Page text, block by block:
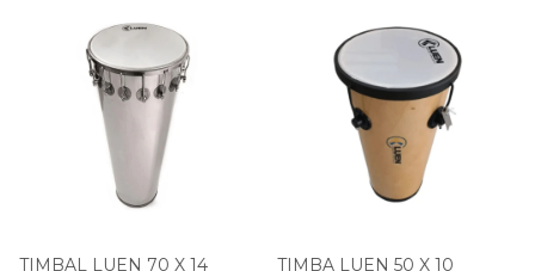
TIMBAL LUEN 70 X 14
TIMBA LUEN 50 X 10